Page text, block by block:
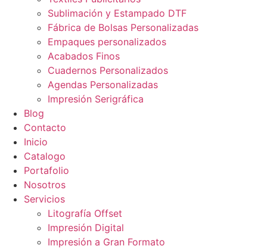
Sublimación y Estampado DTF​
Fábrica de Bolsas Personalizadas
Empaques personalizados
Acabados Finos
Cuadernos Personalizados
Agendas Personalizadas
Impresión Serigráfica
Blog
Contacto
Inicio
Catalogo
Portafolio
Nosotros
Servicios
Litografía Offset
Impresión Digital
Impresión a Gran Formato